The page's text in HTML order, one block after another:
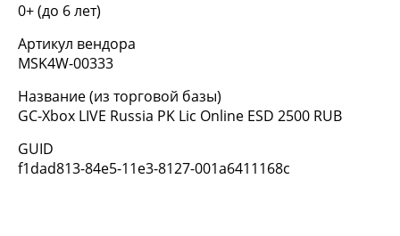
0+ (до 6 лет)
Артикул вендора
MSK4W-00333
Название (из торговой базы)
GC-Xbox LIVE Russia PK Lic Online ESD 2500 RUB
GUID
f1dad813-84e5-11e3-8127-001a6411168c